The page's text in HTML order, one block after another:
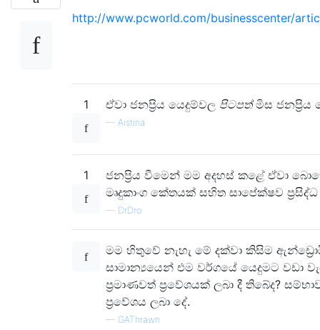
http://www.pcworld.com/businesscenter/
1 ඒවා ජනප්‍රිය යෙදුම්වල පිටපත්මිස ජනප්‍රිය
— Aistina
1
ජනප්‍රිය වීමෙන් මම අදහස් කළේ ඒවා
මෘදුකාංග කේතයක් සහිත සාපේක්ෂව
— DrDro
මම හිතුවේ නැහැ මේ දක්වා කිසිම
සාමාන්‍යයෙන් එම වර්ගයේ යෙදුමට වඩා
ප්‍රමාණවත් ප්‍රවේශයක් ලබා දී තිබේද?
ප්‍රවේශය ලබා දේ.
— GAThrawn